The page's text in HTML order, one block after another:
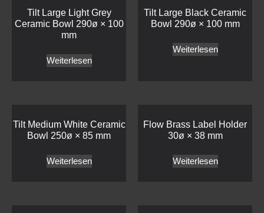
Tilt Large Light Grey
Ceramic Bowl 290ø × 100
mm
Weiterlesen
Tilt Large Black Ceramic
Bowl 290ø × 100 mm
Weiterlesen
Tilt Medium White Ceramic
Bowl 250ø × 85 mm
Weiterlesen
Flow Brass Label Holder
30ø × 38 mm
Weiterlesen